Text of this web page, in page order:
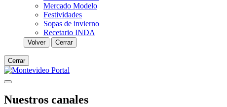
Mercado Modelo
Festividades
Sopas de invierno
Recetario INDA
Volver Cerrar
Cerrar
Nuestros canales